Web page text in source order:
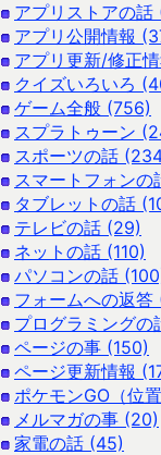
アプリストアの話
アプリ公開情報
アプリ更新/修正
クイズいろいろ
ゲーム全般 (756)
スプラトゥーン
スポーツの話
スマートフォンの
タブレットの話
テレビの話 (29)
ネットの話 (110)
パソコンの話
フォームへの返答
プログラミングの
ページの事 (150)
ページ更新情報
ポケモンGO（位
メルマガの事 (20)
家電の話 (45)